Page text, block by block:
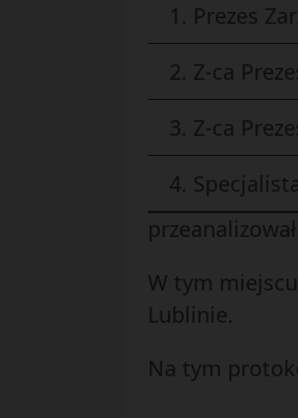
1. Prezes
2. Z-ca
3. Z-ca
4.
W tym
Lublinie.
Na tym